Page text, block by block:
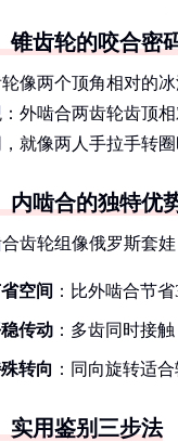
锥齿轮的咬合密
像两个顶角相对的
外啮合两齿轮齿顶
就像两人手拉手转
内啮合的独特优
齿轮组像俄罗斯套
空间 ：比外啮合节
传动 ：多齿同时接
转向 ：同向旋转适
实用鉴别三步法